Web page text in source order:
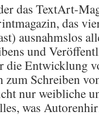
das TextArt-
das
ausnahmslos
und
die Entwicklung
zum Schreiben
nur weibliche
was